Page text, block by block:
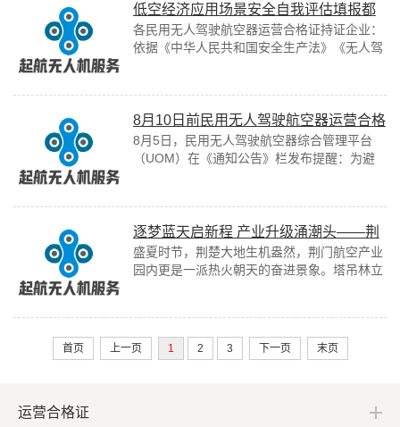
低空经济应用场景安全自我评估填报都
有哪些内容
各民用无人驾驶航空器运营合格证持证企业：
依据《中华人民共和国安全生产法》《无人驾
业...
8月10日前民用无人驾驶航空器运营合格
证持有人必须完成并提交安全自评估
8月5日，民用无人驾驶航空器综合管理平台
（UOM）在《通知公告》栏发布提醒：为避
运...
逐梦蓝天启新程 产业升级涌潮头——荆
门航空产业园高质量发展纪实
盛夏时节，荆楚大地生机盎然，荆门航空产业
园内更是一派热火朝天的奋进景象。塔吊林立
首页 上一页 1 2 3 下一页 末页
运营合格证